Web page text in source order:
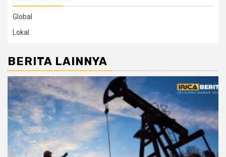
Global
Lokal
BERITA LAINNYA